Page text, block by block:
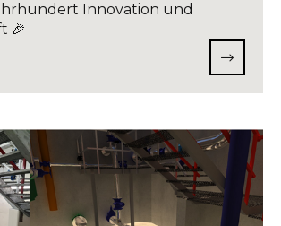
Innovation und
🎉